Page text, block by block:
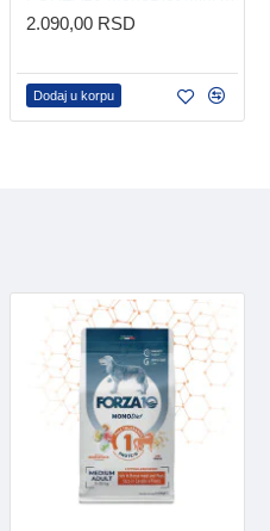
2.090,00 RSD
Dodaj u korpu